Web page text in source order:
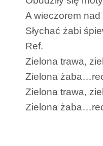
A wieczorem nad
Słychać żabi
Ref.
Zielona trawa,
Zielona
Zielona trawa,
Zielona